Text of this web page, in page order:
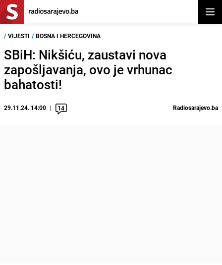
/ VIJESTI / BOSNA I HERCEGOVINA
SBiH: Nikšiću, zaustavi nova
zapošljavanja, ovo je vrhunac
bahatosti!
29.11.24. 14:00 14 Radiosarajevo.ba